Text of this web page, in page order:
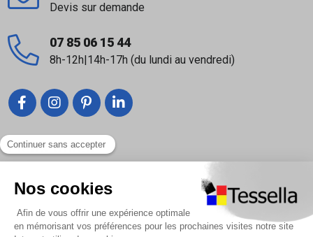
Liens utiles
Nous contacter
À propos
Devis sur demande
07 85 06 15 44
8h-12h|14h-17h (du lundi au vendredi)